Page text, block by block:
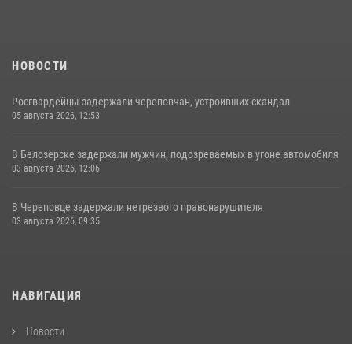
НОВОСТИ
Росгвардейцы задержали череповчан, устроивших скандал
05 августа 2026, 12:53
В Белозерске задержали мужчин, подозреваемых в угоне автомобиля
03 августа 2026, 12:06
В Череповце задержали нетрезвого правонарушителя
03 августа 2026, 09:35
НАВИГАЦИЯ
Новости